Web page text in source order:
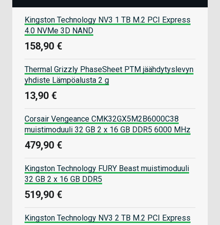
Kingston Technology NV3 1 TB M.2 PCI Express
4.0 NVMe 3D NAND
158,90 €
Thermal Grizzly PhaseSheet PTM jäähdytyslevyn
yhdiste Lämpöalusta 2 g
13,90 €
Corsair Vengeance CMK32GX5M2B6000C38
muistimoduuli 32 GB 2 x 16 GB DDR5 6000 MHz
479,90 €
Kingston Technology FURY Beast muistimoduuli
32 GB 2 x 16 GB DDR5
519,90 €
Kingston Technology NV3 2 TB M.2 PCI Express